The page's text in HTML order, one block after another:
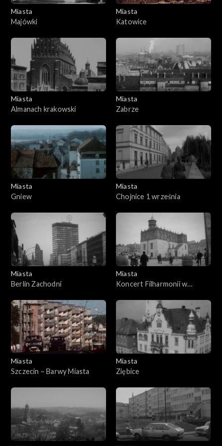
Miasta
Majówki
Miasta
Katowice
Miasta
Almanach krakowski
Miasta
Zabrze
Miasta
Gniew
Miasta
Chojnice 1 września
Miasta
Berlin Zachodni
Miasta
Koncert Filharmonii w
Miasta
Szczecin – Barwy Miasta
Miasta
Ziębice